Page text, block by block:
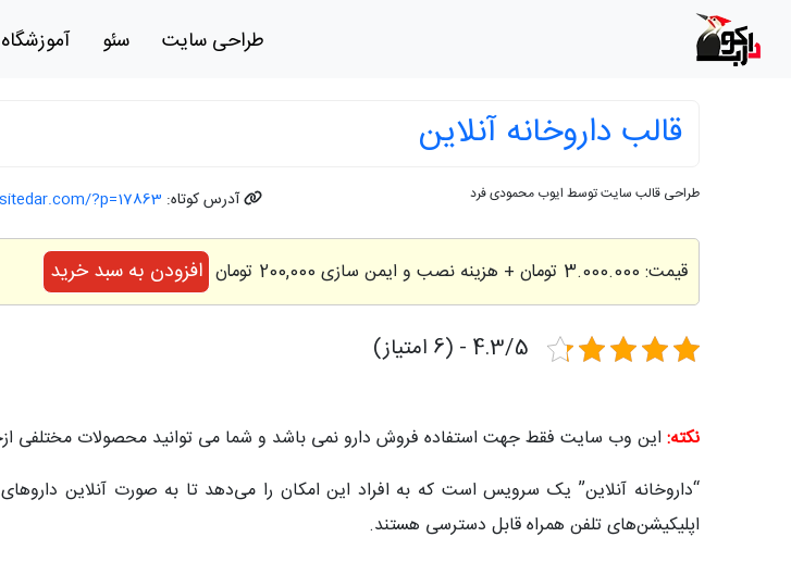
طراحی سایت سئو آموزشگاه
قالب داروخانه آنلاین
طراحی قالب سایت توسط ایوب محمودی فرد آدرس کوتاه: ?p=17863
قیمت: 3.000.000 تومان + هزینه نصب و ایمن سازی 200,000 تومان افزودن به سبد خرید
4.3/5 - (6 امتیاز)
نکته: این وب سایت فقط جهت استفاده فروش دارو نمی باشد و شما می توانید محصولات مختلفی
“داروخانه آنلاین” یک سرویس است که به افراد این امکان را می‌دهد تا به صورت آنلاین
اپلیکیشن‌های تلفن همراه قابل دسترسی هستند.